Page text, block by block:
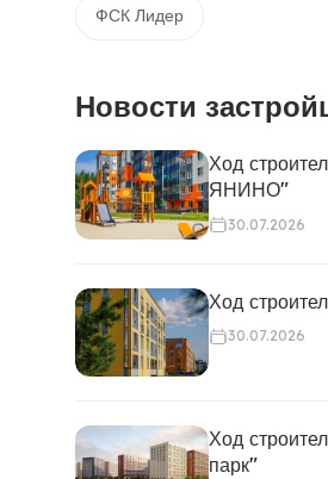
ФСК Лидер
Новости
Ход
ЯНИНО"
30.07.2026
Ход
30.07.2026
Ход
парк"